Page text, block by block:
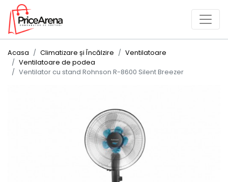
Acasa Climatizare și Încălzire
Ventilatoare
Ventilatoare de podea
Ventilator cu stand Rohnson R-8600 Silent Breezer